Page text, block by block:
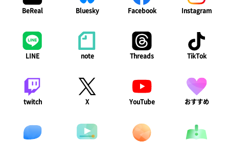
BeReal Bluesky Facebook Instagram
LINE note Threads TikTok
twitch X YouTube おすすめ